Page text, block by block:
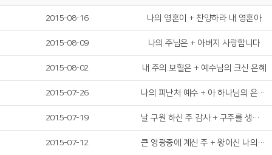
2015-08-16 나의 영혼이 + 찬양하라 내 영혼아
2015-08-09 나의 주님은 + 아버지 사랑합니다
2015-08-02 내 주의 보혈은 + 예수님의 크신 은혜
2015-07-26 나의 피난처 예수 + 아 하나님의 은혜로
2015-07-19 날 구원 하신 주 감사 + 구주를 생각만 해도
2015-07-12 큰 영광중에 계신 주 + 왕이신 나의 하나님